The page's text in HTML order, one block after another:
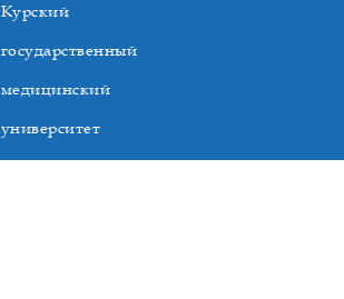
Курский
государственный
медицинский
университет